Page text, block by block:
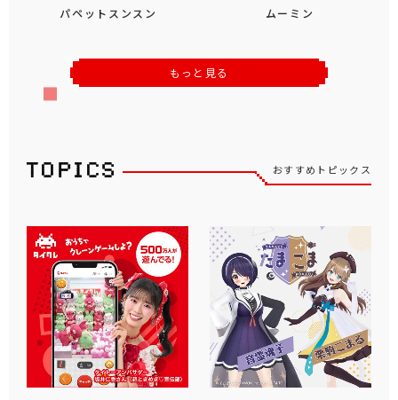
パペットスンスン ムーミン
もっと見る
おすすめトピックス